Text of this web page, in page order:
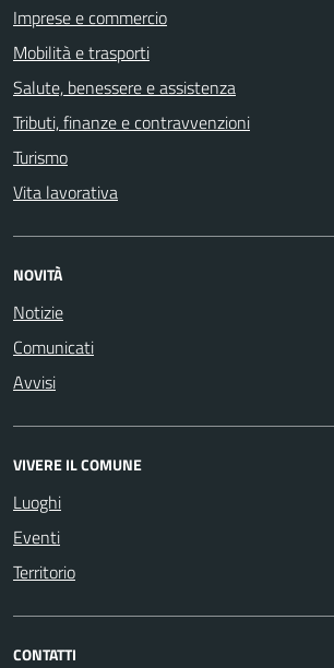
Imprese e commercio
Mobilità e trasporti
Salute, benessere e assistenza
Tributi, finanze e contravvenzioni
Turismo
Vita lavorativa
NOVITÀ
Notizie
Comunicati
Avvisi
VIVERE IL COMUNE
Luoghi
Eventi
Territorio
CONTATTI